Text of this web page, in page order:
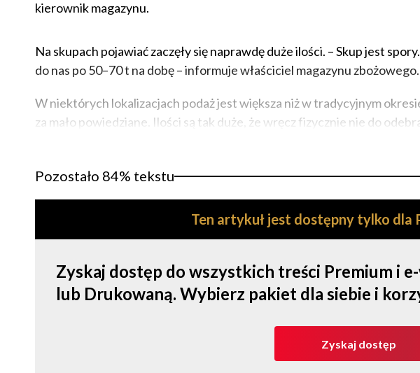
kierownik magazynu.
Na skupach pojawiać zaczęły się naprawdę duże ilości. – Skup jest
do nas po 50–70 t na dobę – informuje właściciel magazynu zbożowego.
W niektórych lokalizacjach podaż jest większa niż w tradycyjnym
za mało powiedziane. Ilości są tak duże, że wręcz fizycznie nie do
Pozostało 84% tekstu
Ten artykuł jest dostępny tylko
Zyskaj dostęp do wszystkich treści Premium i
lub Drukowaną. Wybierz pakiet dla siebie i
Zyskaj dostęp